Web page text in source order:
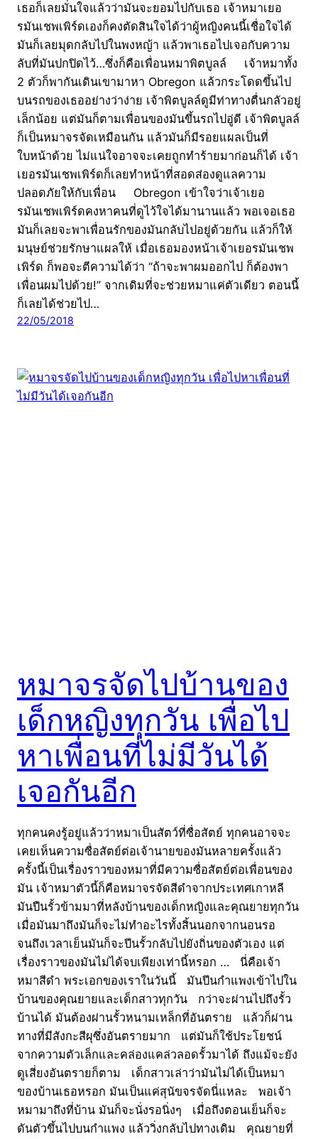
เธอก็เลยมั่นใจแล้วว่ามันจะยอมไปกับเธอ เจ้าหมาเยอ
รมันเชพเพิร์ดเองก็คงตัดสินใจได้ว่าผู้หญิงคนนี้เชื่อใจได้
มันก็เลยมุดกลับไปในพงหญ้า แล้วพาเธอไปเจอกับความ
ลับที่มันปกปิดไว้…ซึ่งก็คือเพื่อนหมาพิตบูลล์ เจ้าหมาทั้ง
2 ตัวก็พากันเดินเขามาหา Obregon แล้วกระโดดขึ้นไป
บนรถของเธออย่างว่าง่าย เจ้าพิตบูลล์ดูมีท่าทางตื่นกลัวอยู่
เล็กน้อย แต่มันก็ตามเพื่อนของมันขึ้นรถไปอู่ดี เจ้าพิตบูลล์
ก็เป็นหมาจรจัดเหมือนกัน แล้วมันก็มีรอยแผลเป็นที่
ใบหน้าด้วย ไม่แน่ใจอาจจะเคยถูกทำร้ายมาก่อนก็ได้ เจ้า
เยอรมันเชพเพิร์ดก็เลยทำหน้าที่สอดส่องดูแลความ
ปลอดภัยให้กับเพื่อน Obregon เข้าใจว่าเจ้าเยอ
รมันเชพเพิร์ดคงหาคนที่ดูไว้ใจได้มานานแล้ว พอเจอเธอ
มันก็เลยจะพาเพื่อนรักของมันกลับไปอยู่ด้วยกัน แล้วก็ให้
มนุษย์ช่วยรักษาแผลให้ เมื่อเธอมองหน้าเจ้าเยอรมันเชพ
เพิร์ด ก็พอจะตีความได้ว่า “ถ้าจะพาผมออกไป ก็ต้องพา
เพื่อนผมไปด้วย!” จากเดิมที่จะช่วยหมาแค่ตัวเดียว ตอนนี้
ก็เลยได้ช่วยไป…
22/05/2018
หมาจรจัดไปบ้านของ
เด็กหญิงทุกวัน เพื่อไป
หาเพื่อนที่ไม่มีวันได้
เจอกันอีก
ทุกคนคงรู้อยู่แล้วว่าหมาเป็นสัตว์ที่ซื่อสัตย์ ทุกคนอาจจะ
เคยเห็นความซื่อสัตย์ต่อเจ้านายของมันหลายครั้งแล้ว
ครั้งนี้เป็นเรื่องราวของหมาที่มีความซื่อสัตย์ต่อเพื่อนของ
มัน เจ้าหมาตัวนี้ก็คือหมาจรจัดสีดำจากประเทศเกาหลี
มันปืนรั้วข้ามมาที่หลังบ้านของเด็กหญิงและคุณยายทุกวัน
เมื่อมันมาถึงมันก็จะไม่ทำอะไรทั้งสิ้นนอกจากนอนรอ
จนถึงเวลาเย็นมันก็จะปีนรั้วกลับไปยังถิ่นของตัวเอง แต่
เรื่องราวของมันไม่ได้จบเพียงเท่านี้หรอก … นี่คือเจ้า
หมาสีดำ พระเอกของเราในวันนี้ มันปีนกำแพงเข้าไปใน
บ้านของคุณยายและเด็กสาวทุกวัน กว่าจะผ่านไปถึงรั้ว
บ้านได้ มันต้องผ่านรั้วหนามเหล็กที่อันตราย แล้วก็ผ่าน
ทางที่มีสังกะสีผุซึ่งอันตรายมาก แต่มันก็ใช้ประโยชน์
จากความตัวเล็กและคล่องแคล่วลอดรั้วมาได้ ถึงแม้จะยัง
ดูเสี่ยงอันตรายก็ตาม เด็กสาวเล่าว่ามันไม่ได้เป็นหมา
ของบ้านเธอหรอก มันเป็นแค่สุนัขจรจัดนี่แหละ พอเจ้า
หมามาถึงที่บ้าน มันก็จะนั่งรอนิ่งๆ เมื่อถึงตอนเย็นก็จะ
ดันตัวขึ้นไปบนกำแพง แล้ววิ่งกลับไปทางเดิม คุณยายที่